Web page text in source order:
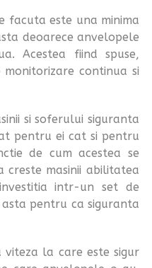
facuta este una minima
deoarece anvelopele
Acestea fiind spuse,
continua si
si soferului siguranta
pentru ei cat si pentru
de cum acestea se
creste masinii abilitatea
intr-un set de
pentru ca siguranta
viteza la care este sigur